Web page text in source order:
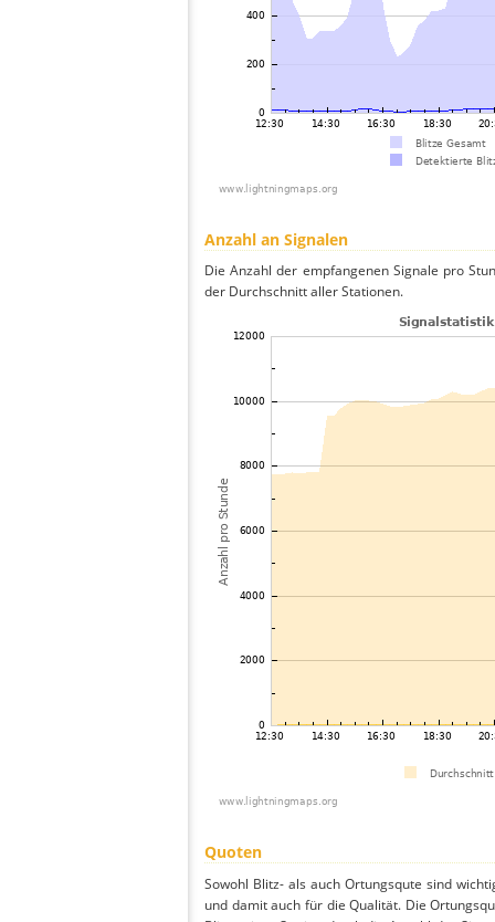
Anzahl an Signalen
Die Anzahl der empfangenen Signale pro
der Durchschnitt aller Stationen.
Quoten
Sowohl Blitz- als auch Ortungsqute sind
und damit auch für die Qualität. Die